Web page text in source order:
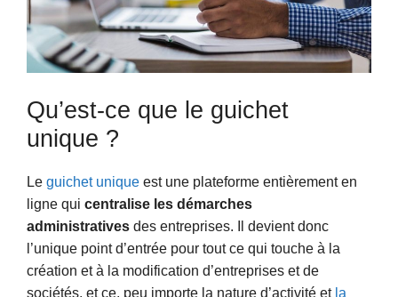
Qu’est-ce que le guichet
unique ?
Le guichet unique est une plateforme entièrement en
ligne qui centralise les démarches
administratives des entreprises. Il devient donc
l’unique point d’entrée pour tout ce qui touche à la
création et à la modification d’entreprises et de
sociétés, et ce, peu importe la nature d’activité et la